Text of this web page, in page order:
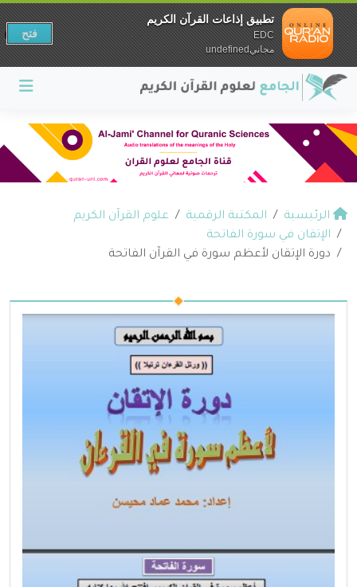
الرئيسية المكتبة الرقمية
علوم القرآن الكريم
الإتقان في سورة الفاتحة
دورة الإتقان لأعظم سورة في القرآن الفاتحة
تطبيق إذاعات القرآن الكريم
EDC
مجانيundefined
فتح